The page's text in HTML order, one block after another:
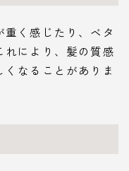
く感じたり、ベタ
れにより、髪の質感
なることがありま